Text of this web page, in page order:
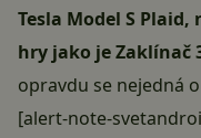
Tesla Model S
hry jako je Zaklínač
opravdu se nejedná
[alert-note-